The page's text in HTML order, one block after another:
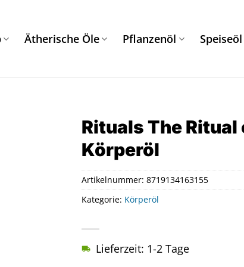
Ätherische Öle Pflanzenöl Speiseöl
Rituals The
Körperöl
Lieferzeit: 1-2 Tage
Artikelnummer:8719134163155
Kategorie: Körperöl